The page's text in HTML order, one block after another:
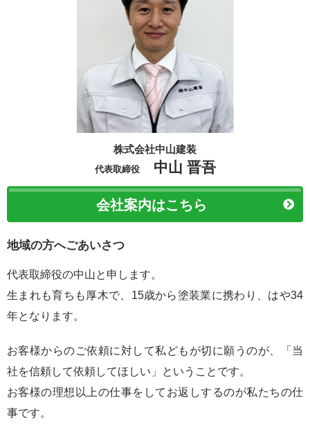
株式会社中山建装
代表取締役 中山 晋吾
会社案内はこちら
地域の方へごあいさつ
代表取締役の中山と申します。
生まれも育ちも厚木で、15歳から塗装業に携わり、はや34
年となります。
お客様からのご依頼に対して私どもが切に願うのが、「当
社を信頼して依頼してほしい」ということです。
お客様の理想以上の仕事をしてお返しするのが私たちの仕
事です。